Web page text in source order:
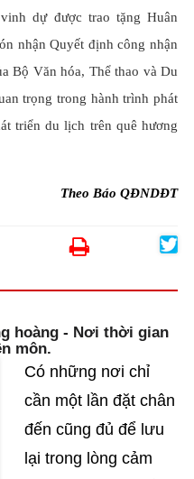
dự được trao tặng Huân
nhận Quyết định công nhận
Bộ Văn hóa, Thể thao và Du
trọng trong hành trình phát
triển du lịch trên quê hương
Theo Báo QĐNDĐT
hoàng - Nơi thời gian
môn.
Có những nơi chỉ
cần một lần đặt chân
đến cũng đủ để lưu
lại trong lòng cảm